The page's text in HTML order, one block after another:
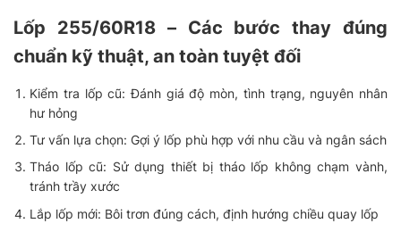
Lốp 255/60R18 – Các bước thay đúng
chuẩn kỹ thuật, an toàn tuyệt đối
Kiểm tra lốp cũ: Đánh giá độ mòn, tình trạng, nguyên nhân
hư hỏng
Tư vấn lựa chọn: Gợi ý lốp phù hợp với nhu cầu và ngân sách
Tháo lốp cũ: Sử dụng thiết bị tháo lốp không chạm vành,
tránh trầy xước
Lắp lốp mới: Bôi trơn đúng cách, định hướng chiều quay lốp